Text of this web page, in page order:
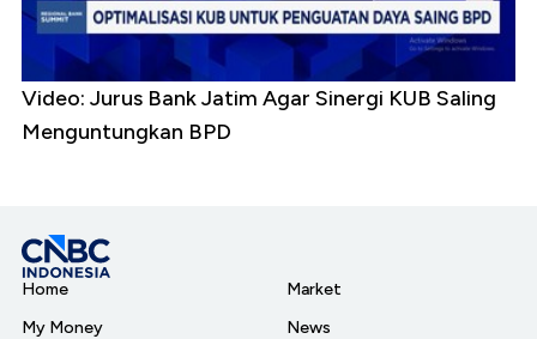
Video: Jurus Bank Jatim Agar Sinergi KUB Saling
Menguntungkan BPD
Home
My Money
Market
News